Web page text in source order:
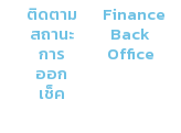
ติดตาม
สถานะ
การ
ออก
เช็ค
Finance
Back
Office